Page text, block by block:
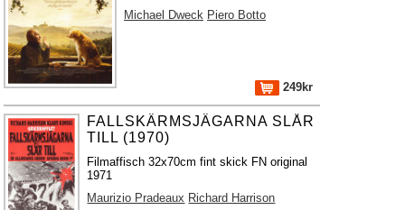
Michael Dweck Piero Botto
249kr
FALLSKÄRMSJÄGARNA SLÅR
TILL (1970)
Filmaffisch 32x70cm fint skick FN original
1971
Maurizio Pradeaux Richard Harrison